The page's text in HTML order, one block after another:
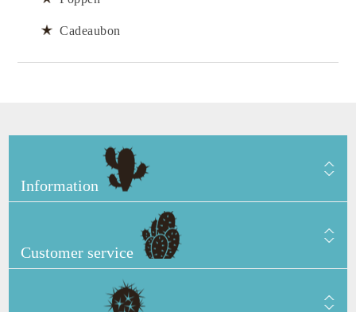
Cadeaubon
Information
Customer service